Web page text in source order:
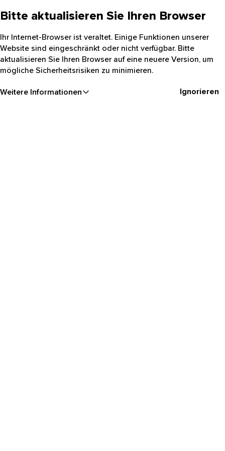
Bitte aktualisieren Sie Ihren Browser
Ihr Internet-Browser ist veraltet. Einige Funktionen unserer
Website sind eingeschränkt oder nicht verfügbar. Bitte
aktualisieren Sie Ihren Browser auf eine neuere Version, um
mögliche Sicherheitsrisiken zu minimieren.
Weitere Informationen Ignorieren